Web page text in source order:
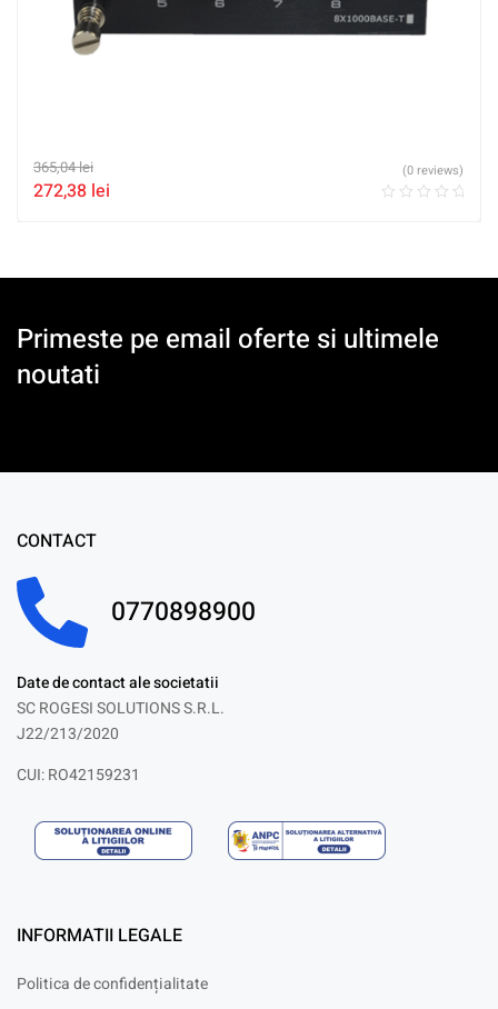
365,04lei
272,38 lei
(0 reviews)
Primeste pe email oferte si ultimele
noutati
CONTACT
0770898900
Date de contact ale societatii
SC ROGESI SOLUTIONS S.R.L.
J22/213/2020
CUI: RO42159231
INFORMATII LEGALE
Politica de confidențialitate